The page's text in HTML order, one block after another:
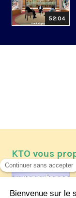
52:04
KTO vous